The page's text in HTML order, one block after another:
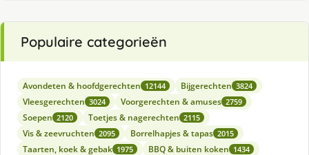
Populaire categorieën
Avondeten & hoofdgerechten 12144 Bijgerechten 3824
Vleesgerechten 3024 Voorgerechten & amuses 2759
Soepen 2120 Toetjes & nagerechten 2115
Vis & zeevruchten 2095 Borrelhapjes & tapas 2015
Taarten, koek & gebak 1975 BBQ & buiten koken 1434